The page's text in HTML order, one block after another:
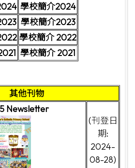
學校簡介2024
學校簡介2023
學校簡介 2022
學校簡介 2021
其他刊物
Newsletter
(刊登日
期:
2024-
08-28)